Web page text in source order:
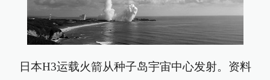
日本H3运载火箭从种子岛宇宙中心发射。资料